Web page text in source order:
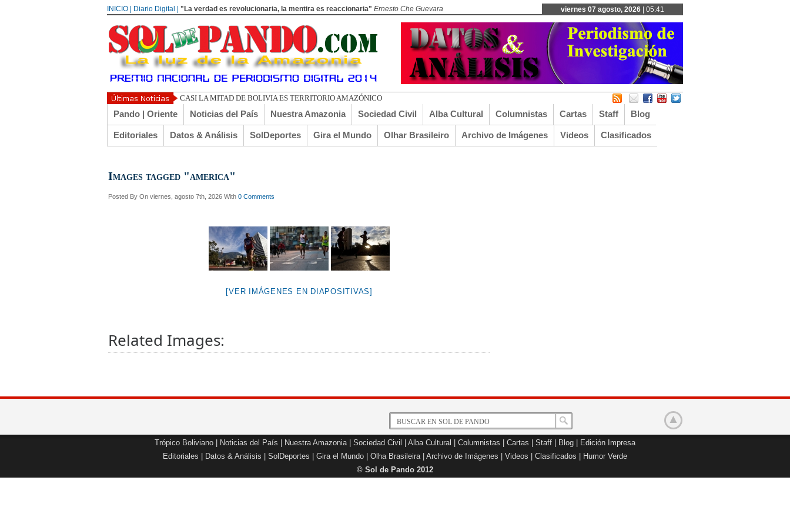
INICIO | Diario Digital | "La verdad es revolucionaria, la mentira es reaccionaria" Ernesto Che Guevara viernes 07 agosto, 2026 | 05:41
CASI LA MITAD DE BOLIVIA ES TERRITORIO AMAZÓNICO
Pando | Oriente Noticias del País Nuestra Amazonia Sociedad Civil Alba Cultural Columnistas Cartas Staff Blog
Editoriales Datos & Análisis SolDeportes Gira el Mundo Olhar Brasileiro Archivo de Imágenes Videos Clasificados
Images tagged "america"
Posted By On viernes, agosto 7th, 2026 With 0 Comments
[VER IMÁGENES EN DIAPOSITIVAS]
Related Images:
Trópico Boliviano Noticias del País Nuestra Amazonia| Sociedad Civil Alba Cultural Columnistas Cartas Staff Blog
Edición Impresa
Editoriales
Datos & Análisis SolDeportes Gira el Mundo Olha Brasileira| Archivo de Imágenes Videos Clasificados
Humor Verde
© Sol de Pando 2012